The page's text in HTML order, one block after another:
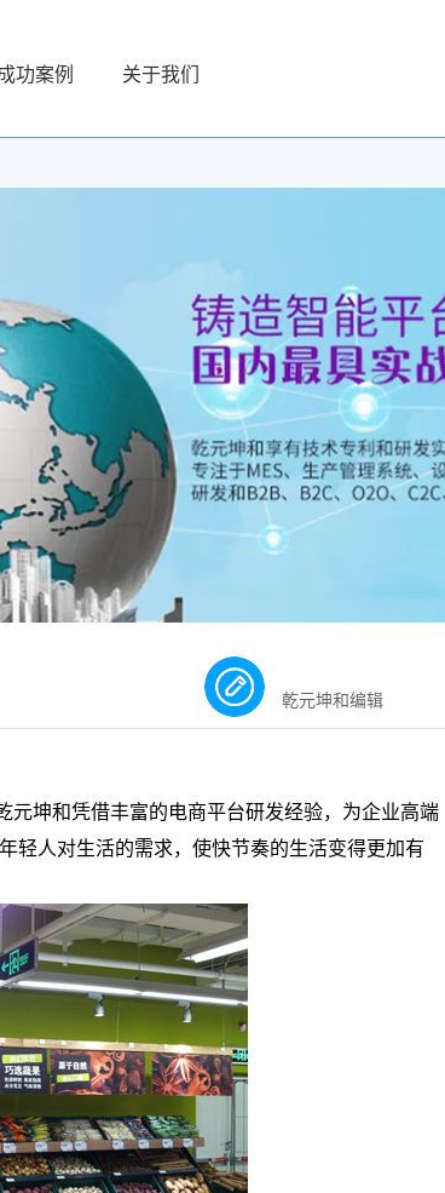
功案例 关于我们
乾元坤和编辑
坤和凭借丰富的电商平台研发经验，为企业高端
轻人对生活的需求，使快节奏的生活变得更加有